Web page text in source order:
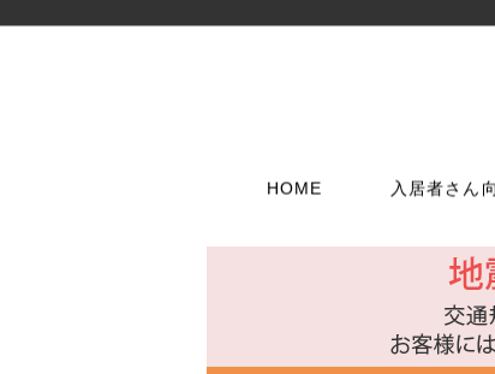
HOME 入居者さん
扉・窓・家
つまみ
丁番
お電話での
06-6723-
カスタマーセ
平日9：30～
問合わせフ
こちらから